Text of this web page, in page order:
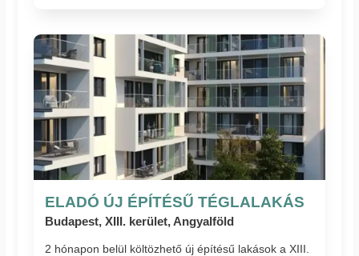
ELADÓ ÚJ ÉPÍTÉSŰ TÉGLALAKÁS
Budapest, XIII. kerület, Angyalföld
2 hónapon belül költözhető új építésű lakások a XIII.